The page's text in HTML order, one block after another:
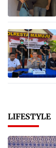
LIFESTYLE